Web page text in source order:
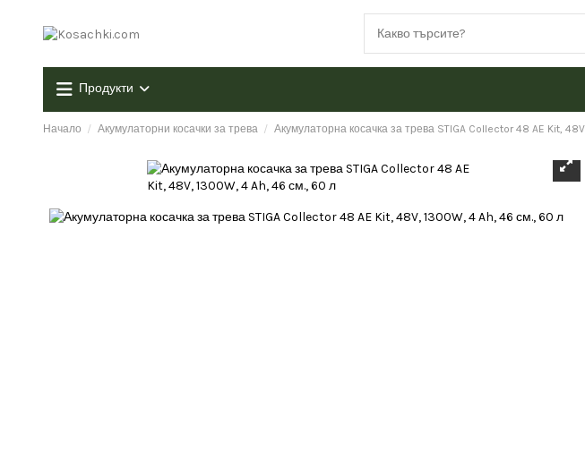
Продукти
Начало Акумулаторни косачки за трева Акумулаторна косачка за трева STIGA Collector 48 AE Kit,